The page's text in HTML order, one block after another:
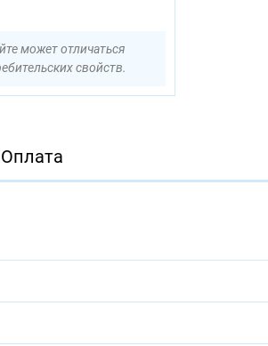
может отличаться
свойств.
Оплата